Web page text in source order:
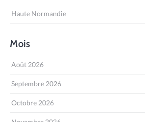
Haute Normandie
Mois
Août 2026
Septembre 2026
Octobre 2026